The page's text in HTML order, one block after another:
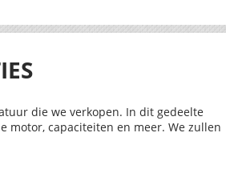
die we verkopen. In dit gedeelte
motor, capaciteiten en meer. We zullen